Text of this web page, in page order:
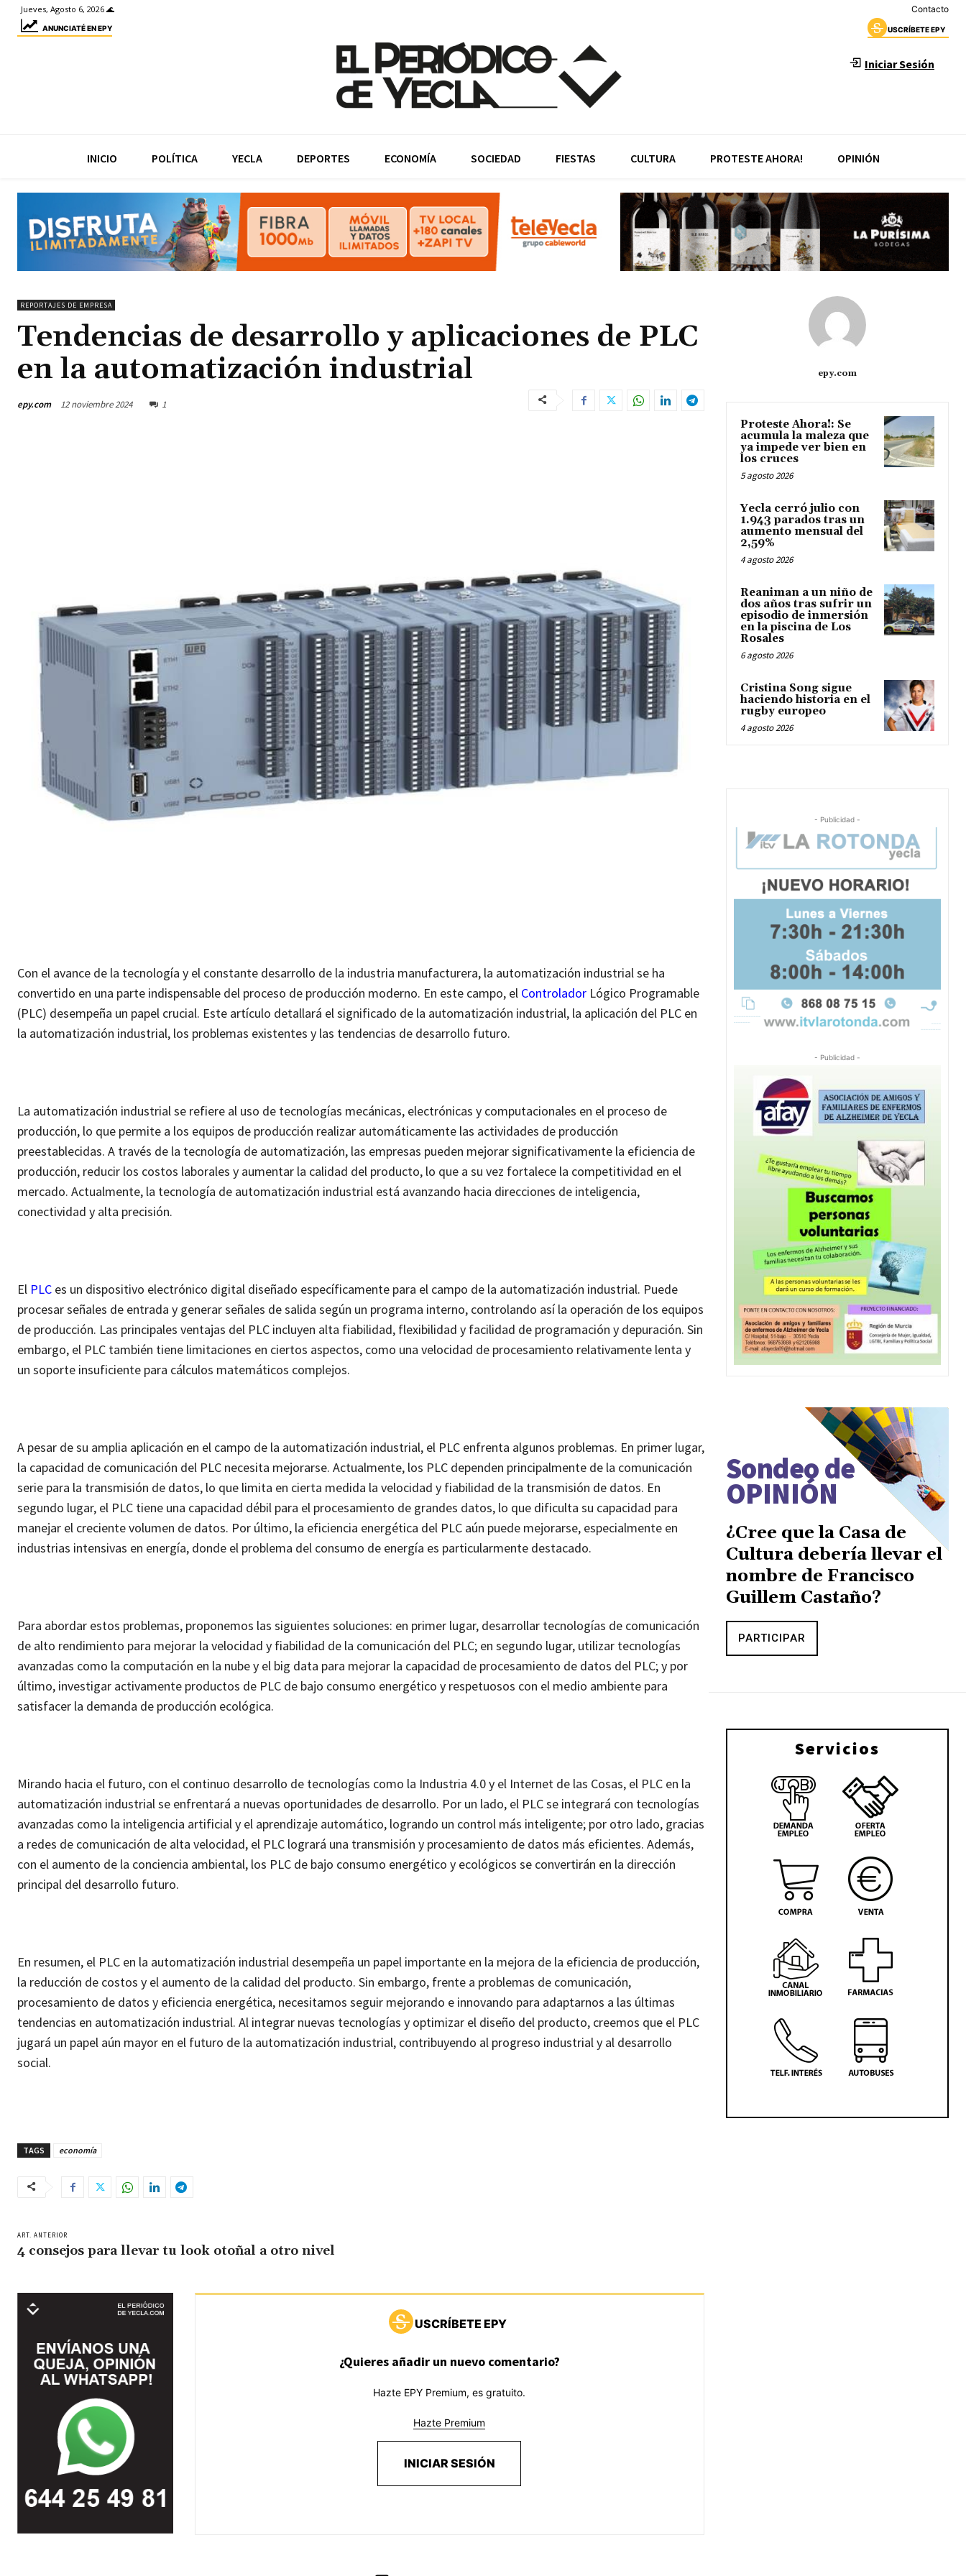
Jueves, Agosto 6, 2026 🌊 Contacto
ANUNCIATÉ EN EPY USCRÍBETE EPY
Iniciar Sesión
INICIO POLÍTICA YECLA DEPORTES ECONOMÍA SOCIEDAD FIESTAS CULTURA PROTESTE AHORA! OPINIÓN
REPORTAJES DE EMPRESA
Tendencias de desarrollo y aplicaciones de PLC
en la automatización industrial
epy.com 12 noviembre 2024 1
Con el avance de la tecnología y el constante desarrollo de la industria manufacturera, la automatización industrial se ha
convertido en una parte indispensable del proceso de producción moderno. En este campo, el Controlador Lógico Programable
(PLC) desempeña un papel crucial. Este artículo detallará el significado de la automatización industrial, la aplicación del PLC en
la automatización industrial, los problemas existentes y las tendencias de desarrollo futuro.
La automatización industrial se refiere al uso de tecnologías mecánicas, electrónicas y computacionales en el proceso de
producción, lo que permite a los equipos de producción realizar automáticamente las actividades de producción
preestablecidas. A través de la tecnología de automatización, las empresas pueden mejorar significativamente la eficiencia de
producción, reducir los costos laborales y aumentar la calidad del producto, lo que a su vez fortalece la competitividad en el
mercado. Actualmente, la tecnología de automatización industrial está avanzando hacia direcciones de inteligencia,
conectividad y alta precisión.
El PLC es un dispositivo electrónico digital diseñado específicamente para el campo de la automatización industrial. Puede
procesar señales de entrada y generar señales de salida según un programa interno, controlando así la operación de los equipos
de producción. Las principales ventajas del PLC incluyen alta fiabilidad, flexibilidad y facilidad de programación y depuración. Sin
embargo, el PLC también tiene limitaciones en ciertos aspectos, como una velocidad de procesamiento relativamente lenta y
un soporte insuficiente para cálculos matemáticos complejos.
A pesar de su amplia aplicación en el campo de la automatización industrial, el PLC enfrenta algunos problemas. En primer lugar,
la capacidad de comunicación del PLC necesita mejorarse. Actualmente, los PLC dependen principalmente de la comunicación
serie para la transmisión de datos, lo que limita en cierta medida la velocidad y fiabilidad de la transmisión de datos. En
segundo lugar, el PLC tiene una capacidad débil para el procesamiento de grandes datos, lo que dificulta su capacidad para
manejar el creciente volumen de datos. Por último, la eficiencia energética del PLC aún puede mejorarse, especialmente en
industrias intensivas en energía, donde el problema del consumo de energía es particularmente destacado.
Para abordar estos problemas, proponemos las siguientes soluciones: en primer lugar, desarrollar tecnologías de comunicación
de alto rendimiento para mejorar la velocidad y fiabilidad de la comunicación del PLC; en segundo lugar, utilizar tecnologías
avanzadas como la computación en la nube y el big data para mejorar la capacidad de procesamiento de datos del PLC; y por
último, investigar activamente productos de PLC de bajo consumo energético y respetuosos con el medio ambiente para
satisfacer la demanda de producción ecológica.
Mirando hacia el futuro, con el continuo desarrollo de tecnologías como la Industria 4.0 y el Internet de las Cosas, el PLC en la
automatización industrial se enfrentará a nuevas oportunidades de desarrollo. Por un lado, el PLC se integrará con tecnologías
avanzadas como la inteligencia artificial y el aprendizaje automático, logrando un control más inteligente; por otro lado, gracias
a redes de comunicación de alta velocidad, el PLC logrará una transmisión y procesamiento de datos más eficientes. Además,
con el aumento de la conciencia ambiental, los PLC de bajo consumo energético y ecológicos se convertirán en la dirección
principal del desarrollo futuro.
En resumen, el PLC en la automatización industrial desempeña un papel importante en la mejora de la eficiencia de producción,
la reducción de costos y el aumento de la calidad del producto. Sin embargo, frente a problemas de comunicación,
procesamiento de datos y eficiencia energética, necesitamos seguir mejorando e innovando para adaptarnos a las últimas
tendencias en automatización industrial. Al integrar nuevas tecnologías y optimizar el diseño del producto, creemos que el PLC
jugará un papel aún mayor en el futuro de la automatización industrial, contribuyendo al progreso industrial y al desarrollo
social.
TAGS economía
ART. ANTERIOR
4 consejos para llevar tu look otoñal a otro nivel
USCRÍBETE EPY
¿Quieres añadir un nuevo comentario?
Hazte EPY Premium, es gratuito.
Hazte Premium
INICIAR SESIÓN
epy.com
Proteste Ahora!: Se
acumula la maleza que
ya impede ver bien en
los cruces
5 agosto 2026
Yecla cerró julio con
1.943 parados tras un
aumento mensual del
2,59%
4 agosto 2026
Reaniman a un niño de
dos años tras sufrir un
episodio de inmersión
en la piscina de Los
Rosales
6 agosto 2026
Cristina Song sigue
haciendo historia en el
rugby europeo
4 agosto 2026
- Publicidad -
- Publicidad -
Sondeo de
OPINIÓN
¿Cree que la Casa de
Cultura debería llevar el
nombre de Francisco
Guillem Castaño?
PARTICIPAR
Servicios